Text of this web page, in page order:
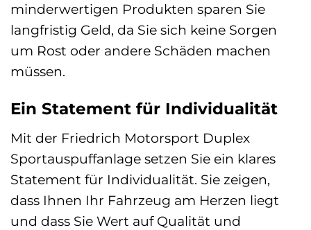
minderwertigen Produkten sparen Sie
langfristig Geld, da Sie sich keine Sorgen
um Rost oder andere Schäden machen
müssen.
Ein Statement für Individualität
Mit der Friedrich Motorsport Duplex
Sportauspuffanlage setzen Sie ein klares
Statement für Individualität. Sie zeigen,
dass Ihnen Ihr Fahrzeug am Herzen liegt
und dass Sie Wert auf Qualität und